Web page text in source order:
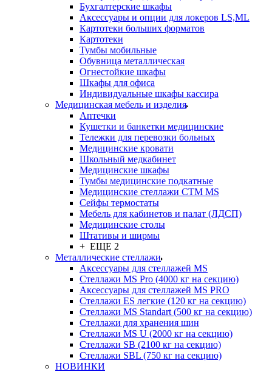
Бухгалтерские шкафы
Аксессуары и опции для локеров LS,ML
Картотеки больших форматов
Картотеки
Тумбы мобильные
Обувница металлическая
Огнестойкие шкафы
Шкафы для офиса
Индивидуальные шкафы кассира
Медицинская мебель и изделия
Аптечки
Кушетки и банкетки медицинские
Тележки для перевозки больных
Медицинские кровати
Школьный медкабинет
Медицинские шкафы
Тумбы медицинские подкатные
Медицинские стеллажи CTM MS
Сейфы термостаты
Мебель для кабинетов и палат (ЛДСП)
Медицинские столы
Штативы и ширмы
+ ЕЩЕ 2
Металлические стеллажи
Аксессуары для стеллажей MS
Стеллажи MS Pro (4000 кг на секцию)
Аксессуары для стеллажей MS PRO
Стеллажи ES легкие (120 кг на секцию)
Стеллажи MS Standart (500 кг на секцию)
Стеллажи для хранения шин
Стеллажи MS U (2000 кг на секцию)
Стеллажи SB (2100 кг на секцию)
Стеллажи SBL (750 кг на секцию)
НОВИНКИ